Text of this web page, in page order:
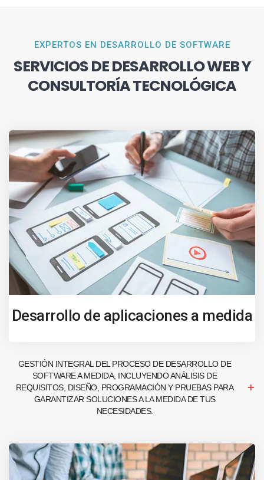
EXPERTOS EN DESARROLLO DE SOFTWARE
SERVICIOS DE DESARROLLO WEB Y
CONSULTORÍA TECNOLÓGICA
Desarrollo de aplicaciones a medida
GESTIÓN INTEGRAL DEL PROCESO DE DESARROLLO DE
SOFTWARE A MEDIDA, INCLUYENDO ANÁLISIS DE
REQUISITOS, DISEÑO, PROGRAMACIÓN Y PRUEBAS PARA
GARANTIZAR SOLUCIONES A LA MEDIDA DE TUS
NECESIDADES.